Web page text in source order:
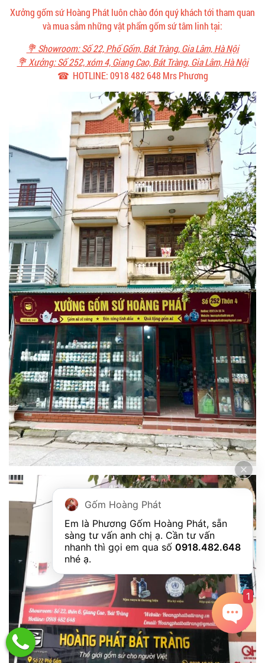
Xưởng gốm sứ Hoàng Phát luôn chào đón quý khách tới tham quan
và mua sắm những vật phẩm gốm sứ tâm linh tại:
💐 Showroom: Số 22, Phố Gốm, Bát Tràng, Gia Lâm, Hà Nội
💐 Xưởng: Số 252, xóm 4, Giang Cao, Bát Tràng, Gia Lâm, Hà Nội
☎ HOTLINE: 0918 482 648 Mrs Phương
Gốm Hoàng Phát
Em là Phương Gốm Hoàng Phát, sẵn
sàng tư vấn anh chị ạ. Cần tư vấn
nhanh thì gọi em qua số 0918.482.648
nhé ạ.
1